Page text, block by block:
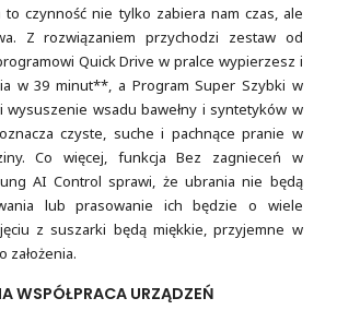
to czynność nie tylko zabiera nam czas, ale
Z rozwiązaniem przychodzi zestaw od
Quick Drive w pralce wypierzesz i
w 39 minut**, a Program Super Szybki w
wysuszenie wsadu bawełny i syntetyków w
czyste, suche i pachnące pranie w
Co więcej, funkcja Bez zagnieceń w
AI Control sprawi, że ubrania nie będą
lub prasowanie ich będzie o wiele
z suszarki będą miękkie, przyjemne w
założenia.
WSPÓŁPRACA URZĄDZEŃ